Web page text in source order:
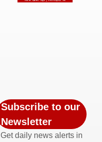
Subscribe to our
Newsletter
Get daily news alerts in